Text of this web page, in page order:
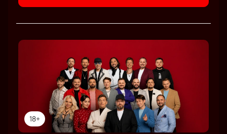
18+